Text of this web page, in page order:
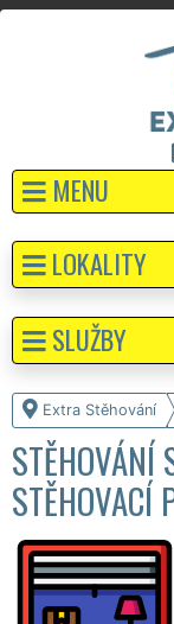
MENU
Extra Stěhování
STĚHOVÁNÍ
STĚHOVACÍ
LOKALITY
SLUŽBY